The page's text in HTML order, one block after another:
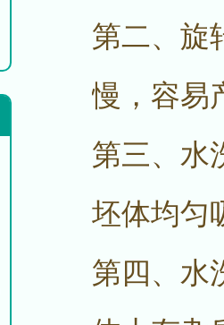
第二、旋
慢，容易
第三、水
坯体均匀
第四、水